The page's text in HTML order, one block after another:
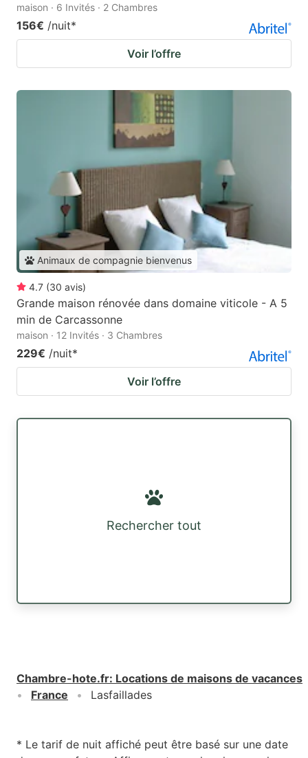
maison · 6 Invités · 2 Chambres
156€ /nuit*
Voir l’offre
Animaux de compagnie bienvenus
4.7 (30 avis)
Grande maison rénovée dans domaine viticole - A 5
min de Carcassonne
maison · 12 Invités · 3 Chambres
229€ /nuit*
Voir l’offre
Rechercher tout
Chambre-hote.fr: Locations de maisons de vacances
France
Lasfaillades
* Le tarif de nuit affiché peut être basé sur une date